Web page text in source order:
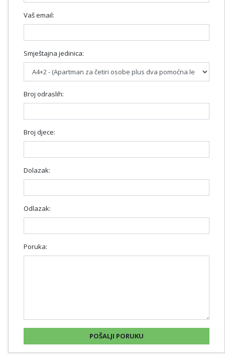
Vaš email:
Smještajna jedinica:
Broj odraslih:
Broj djece:
Dolazak:
Odlazak:
Poruka: